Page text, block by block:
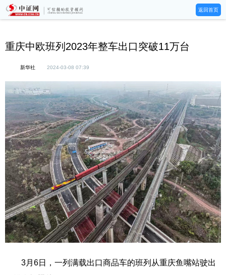
返回首页
重庆中欧班列2023年整车出口突破11万台
新华社 2024-03-08 07:39
3月6日，一列满载出口商品车的班列从重庆鱼嘴站驶出